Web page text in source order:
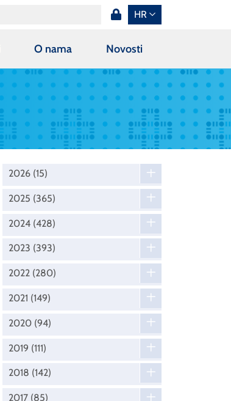
HR
O nama Novosti
2026 (15)
2025 (365)
2024 (428)
2023 (393)
2022 (280)
2021 (149)
2020 (94)
2019 (111)
2018 (142)
2017 (85)